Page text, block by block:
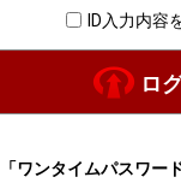
ID入力内容
ロ
ワンタイムパスワー